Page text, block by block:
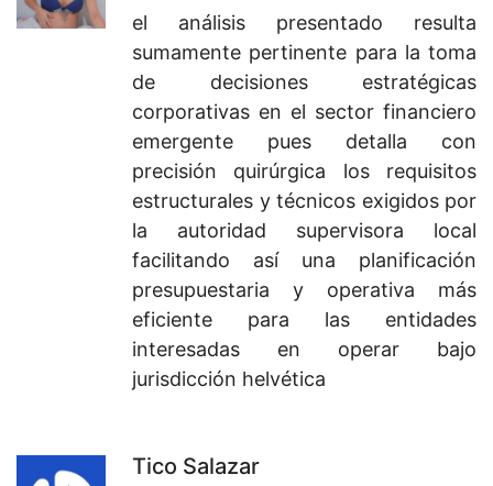
el análisis presentado resulta
sumamente pertinente para la toma
de decisiones estratégicas
corporativas en el sector financiero
emergente pues detalla con
precisión quirúrgica los requisitos
estructurales y técnicos exigidos por
la autoridad supervisora local
facilitando así una planificación
presupuestaria y operativa más
eficiente para las entidades
interesadas en operar bajo
jurisdicción helvética
Tico Salazar